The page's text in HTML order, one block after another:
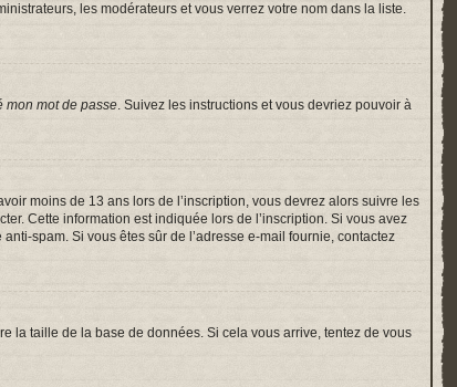
les modérateurs et vous verrez votre nom dans la liste.
mon mot de passe. Suivez les instructions et vous devriez pouvoir à
moins de 13 ans lors de l’inscription, vous devrez alors suivre les
Cette information est indiquée lors de l’inscription. Si vous avez
spam. Si vous êtes sûr de l’adresse e-mail fournie, contactez
la taille de la base de données. Si cela vous arrive, tentez de vous